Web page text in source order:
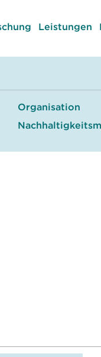
Leistungen
Organisation